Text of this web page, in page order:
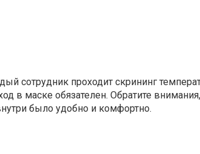
сотрудник проходит скрининг
в маске обязателен. Обратите
было удобно и комфортно.